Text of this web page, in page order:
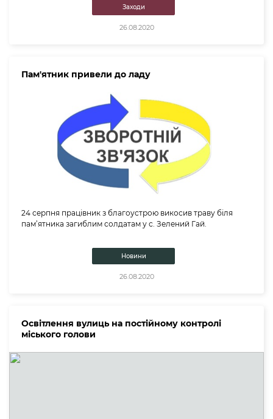
Заходи
26.08.2020
Пам'ятник привели до ладу
24 серпня працівник з благоустрою викосив траву біля
пам’ятника загиблим солдатам у с. Зелений Гай.
Новини
26.08.2020
Освітлення вулиць на постійному контролі
міського голови